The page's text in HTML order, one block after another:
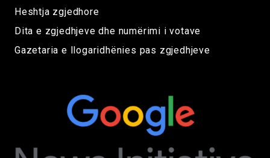
Heshtja zgjedhore
Dita e zgjedhjeve dhe numërimi i votave
Gazetaria e llogaridhënies pas zgjedhjeve